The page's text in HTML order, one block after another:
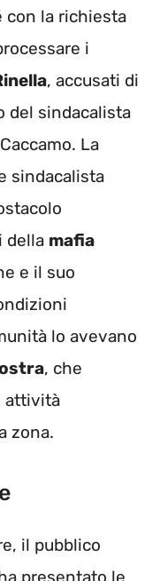
con la richiesta
i
, accusati di
del sindacalista
La
sindacalista
della mafia
e il suo
lo avevano
, che
attività
zona.
il pubblico
presentato le